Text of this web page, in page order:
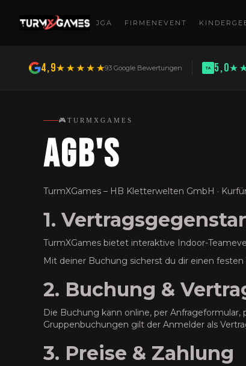
JGA FIRMENEVENT
4,9 93 Google Bewertungen 5,0
🎮TURMXGAMES
AGB's
TurmXGames – HB Kletterwelten GmbH ·
1.
TurmXGames bietet interaktive Indoor-
Mit deiner Buchung sicherst du dir einen
2. Buchung &
Die Buchung kann online, per
Gruppenbuchungen gilt der Anmelder als
3. Preise & Zahlung